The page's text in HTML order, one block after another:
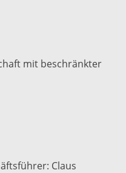
mit beschränkter
Claus